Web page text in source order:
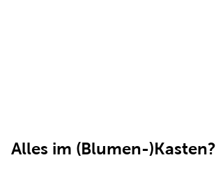
Alles im (Blumen-)Kasten?